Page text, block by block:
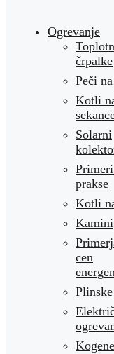
Ogrevanje
črpalke
Peči
Kotli
Solarni
prakse
Kotli
Kamini
cen